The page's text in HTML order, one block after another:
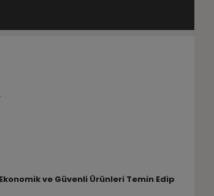
ve Güvenli Ürünleri Temin Edip